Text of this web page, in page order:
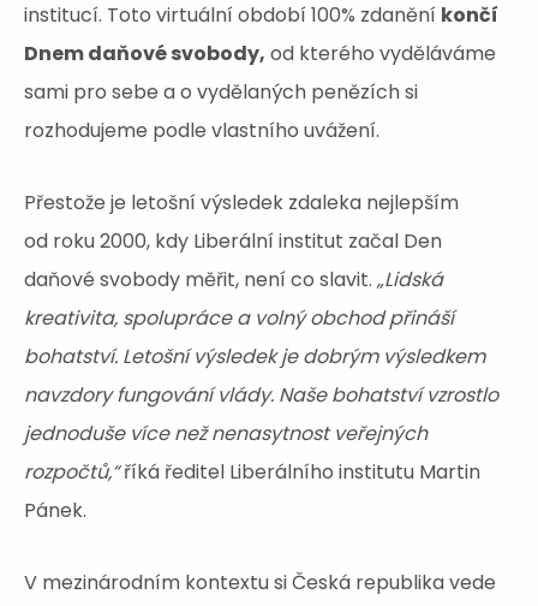
institucí. Toto virtuální období 100% zdanění končí
Dnem daňové svobody, od kterého vyděláváme
sami pro sebe a o vydělaných penězích si
rozhodujeme podle vlastního uvážení.
Přestože je letošní výsledek zdaleka nejlepším
od roku 2000, kdy Liberální institut začal Den
daňové svobody měřit, není co slavit. „Lidská
kreativita, spolupráce a volný obchod přináší
bohatství. Letošní výsledek je dobrým výsledkem
navzdory fungování vlády. Naše bohatství vzrostlo
jednoduše více než nenasytnost veřejných
rozpočtů,“říká ředitel Liberálního institutu Martin
Pánek.
V mezinárodním kontextu si Česká republika vede